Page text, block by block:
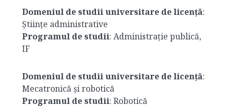
Domeniul de studii universitare de licență:
Științe administrative
Programul de studii: Administrație publică,
IF
Domeniul de studii universitare de licență:
Mecatronică și robotică
Programul de studii: Robotică